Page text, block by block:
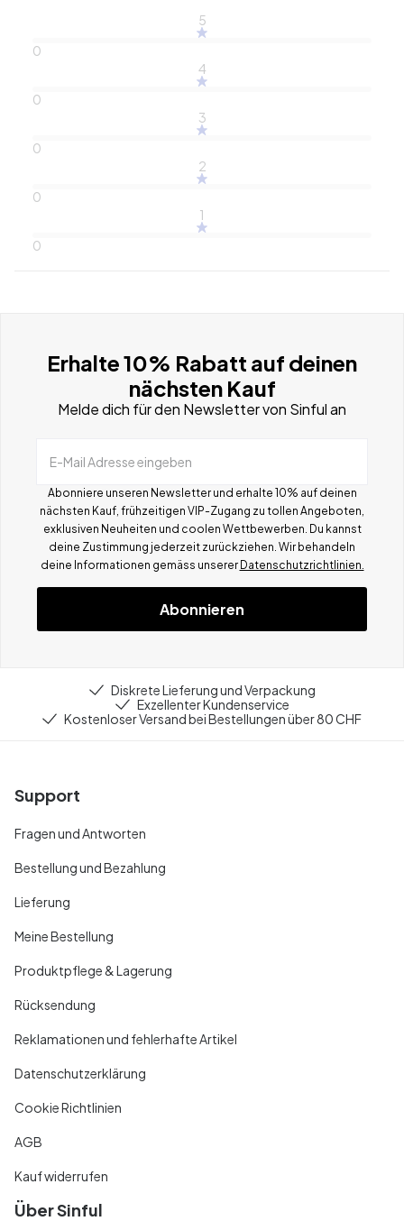
5
0
4
0
3
0
2
0
1
0
Erhalte 10% Rabatt auf deinen
nächsten Kauf
Melde dich für den Newsletter von Sinful an
E-Mail Adresse eingeben
Abonniere unseren Newsletter und erhalte 10% auf deinen
nächsten Kauf, frühzeitigen VIP-Zugang zu tollen Angeboten,
exklusiven Neuheiten und coolen Wettbewerben. Du kannst
deine Zustimmung jederzeit zurückziehen. Wir behandeln
deine Informationen gemäss unserer Datenschutzrichtlinien.
Abonnieren
Diskrete Lieferung und Verpackung
Exzellenter Kundenservice
Kostenloser Versand bei Bestellungen über 80 CHF
Support
Fragen und Antworten
Bestellung und Bezahlung
Lieferung
Meine Bestellung
Produktpflege & Lagerung
Rücksendung
Reklamationen und fehlerhafte Artikel
Datenschutzerklärung
Cookie Richtlinien
AGB
Kauf widerrufen
Über Sinful